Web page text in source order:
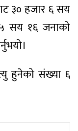
३० हजार ६ सय
सय १६ जनाको
हुनेको संख्या ६